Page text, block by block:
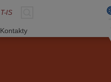
T-IS
Kontakty